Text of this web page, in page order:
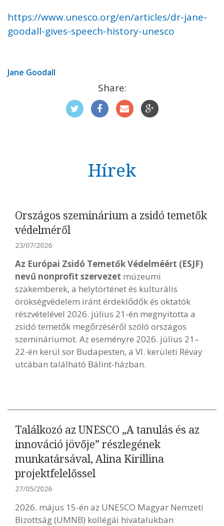
https://www.unesco.org/en/articles/dr-jane-
goodall-gives-speech-history-unesco
Jane Goodall
Share:
Hírek
Országos szeminárium a zsidó temetők
védelméről
23/07/2026
Az Európai Zsidó Temetők Védelméért (ESJF)
nevű nonprofit szervezet múzeumi
szakemberek, a helytörténet és kulturális
örökségvédelem iránt érdeklődők és oktatók
részvételével 2026. július 21-én megnyitotta a
zsidó temetők megőrzéséről szóló országos
szemináriumot. Az eseményre 2026. július 21–
22-én kerül sor Budapesten, a VI. kerületi Révay
utcában található Bálint-házban.
Találkozó az UNESCO „A tanulás és az
innováció jövője” részlegének
munkatársával, Alina Kirillina
projektfelelőssel
27/05/2026
2026. május 15-én az UNESCO Magyar Nemzeti
Bizottság (UMNB) kollégái hivatalukban